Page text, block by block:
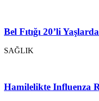
Bel Fıtığı 20’li
SAĞLIK
Hamilelikte Influenza